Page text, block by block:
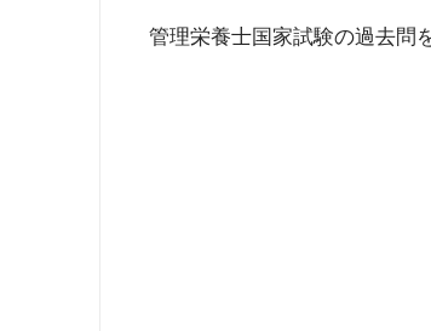
管理栄養士国家試験の過去問